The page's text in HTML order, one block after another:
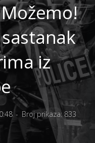
iz
Broj prikaza: 833